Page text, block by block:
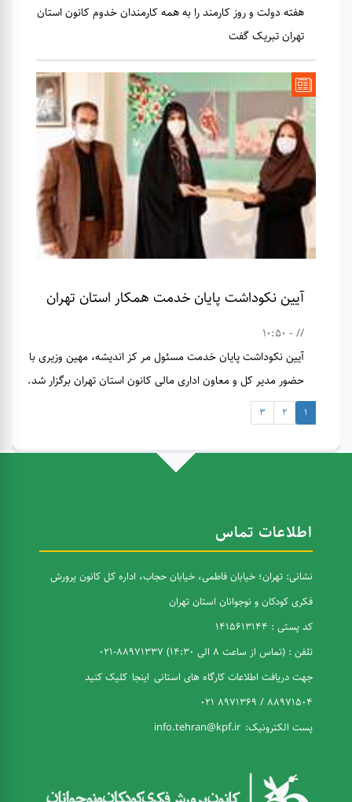
هفته دولت و روز کارمند را به همه کارمندان خدوم کانون استان
تهران تبریک گفت
آیین نکوداشت پایان خدمت همکار استان تهران
// - 10:50
آیین نکوداشت پایان خدمت مسئول مر کز اندیشه، مهین وزیری با
حضور مدیر کل و معاون اداری مالی کانون استان تهران برگزار شد.
1
2
3
اطلاعات تماس
نشانی: تهران؛ خیابان فاطمی، خیابان حجاب، اداره کل کانون پرورش
فکری کودکان و نوجوانان استان تهران
کد پستی : 1415613144
تلفن : (تماس از ساعت 8 الی 14:30) 88971337-021
جهت دریافت اطلاعات کارگاه های استانی اینجا کلیک کنید
88971504 / 8971369 021
پست الکترونیک: info.tehran@kpf.ir